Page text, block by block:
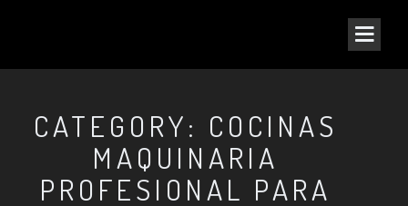
CATEGORY: COCINAS
MAQUINARIA
PROFESIONAL PARA